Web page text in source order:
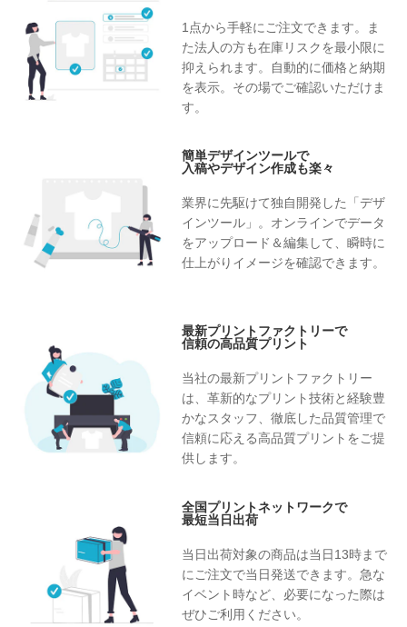
1点から手軽にご注文できます。ま
た法人の方も在庫リスクを最小限に
抑えられます。自動的に価格と納期
を表示。その場でご確認いただけま
す。
簡単デザインツールで
入稿やデザイン作成も楽々
業界に先駆けて独自開発した「デザ
インツール」。オンラインでデータ
をアップロード＆編集して、瞬時に
仕上がりイメージを確認できます。
最新プリントファクトリーで
信頼の高品質プリント
当社の最新プリントファクトリー
は、革新的なプリント技術と経験豊
かなスタッフ、徹底した品質管理で
信頼に応える高品質プリントをご提
供します。
全国プリントネットワークで
最短当日出荷
当日出荷対象の商品は当日13時まで
にご注文で当日発送できます。急な
イベント時など、必要になった際は
ぜひご利用ください。